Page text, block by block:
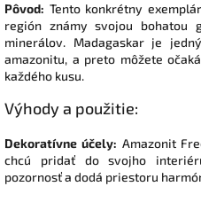
Pôvod: Tento konkrétny
región známy svojou bohatou
minerálov. Madagaskar je
amazonitu, a preto môžete
každého kusu.
Výhody a použitie:
Dekoratívne účely: Amazonit
chcú pridať do svojho
pozornosť a dodá priestoru